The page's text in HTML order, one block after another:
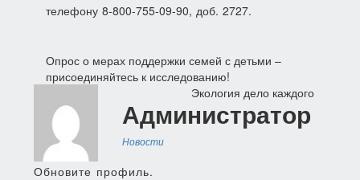
телефону 8-800-755-09-90, доб. 2727.
Навигация
по
записям
Опрос о мерах поддержки семей с детьми –
присоединяйтесь к исследованию!
Экология дело каждого
Администратор
Новости
Обновите профиль.